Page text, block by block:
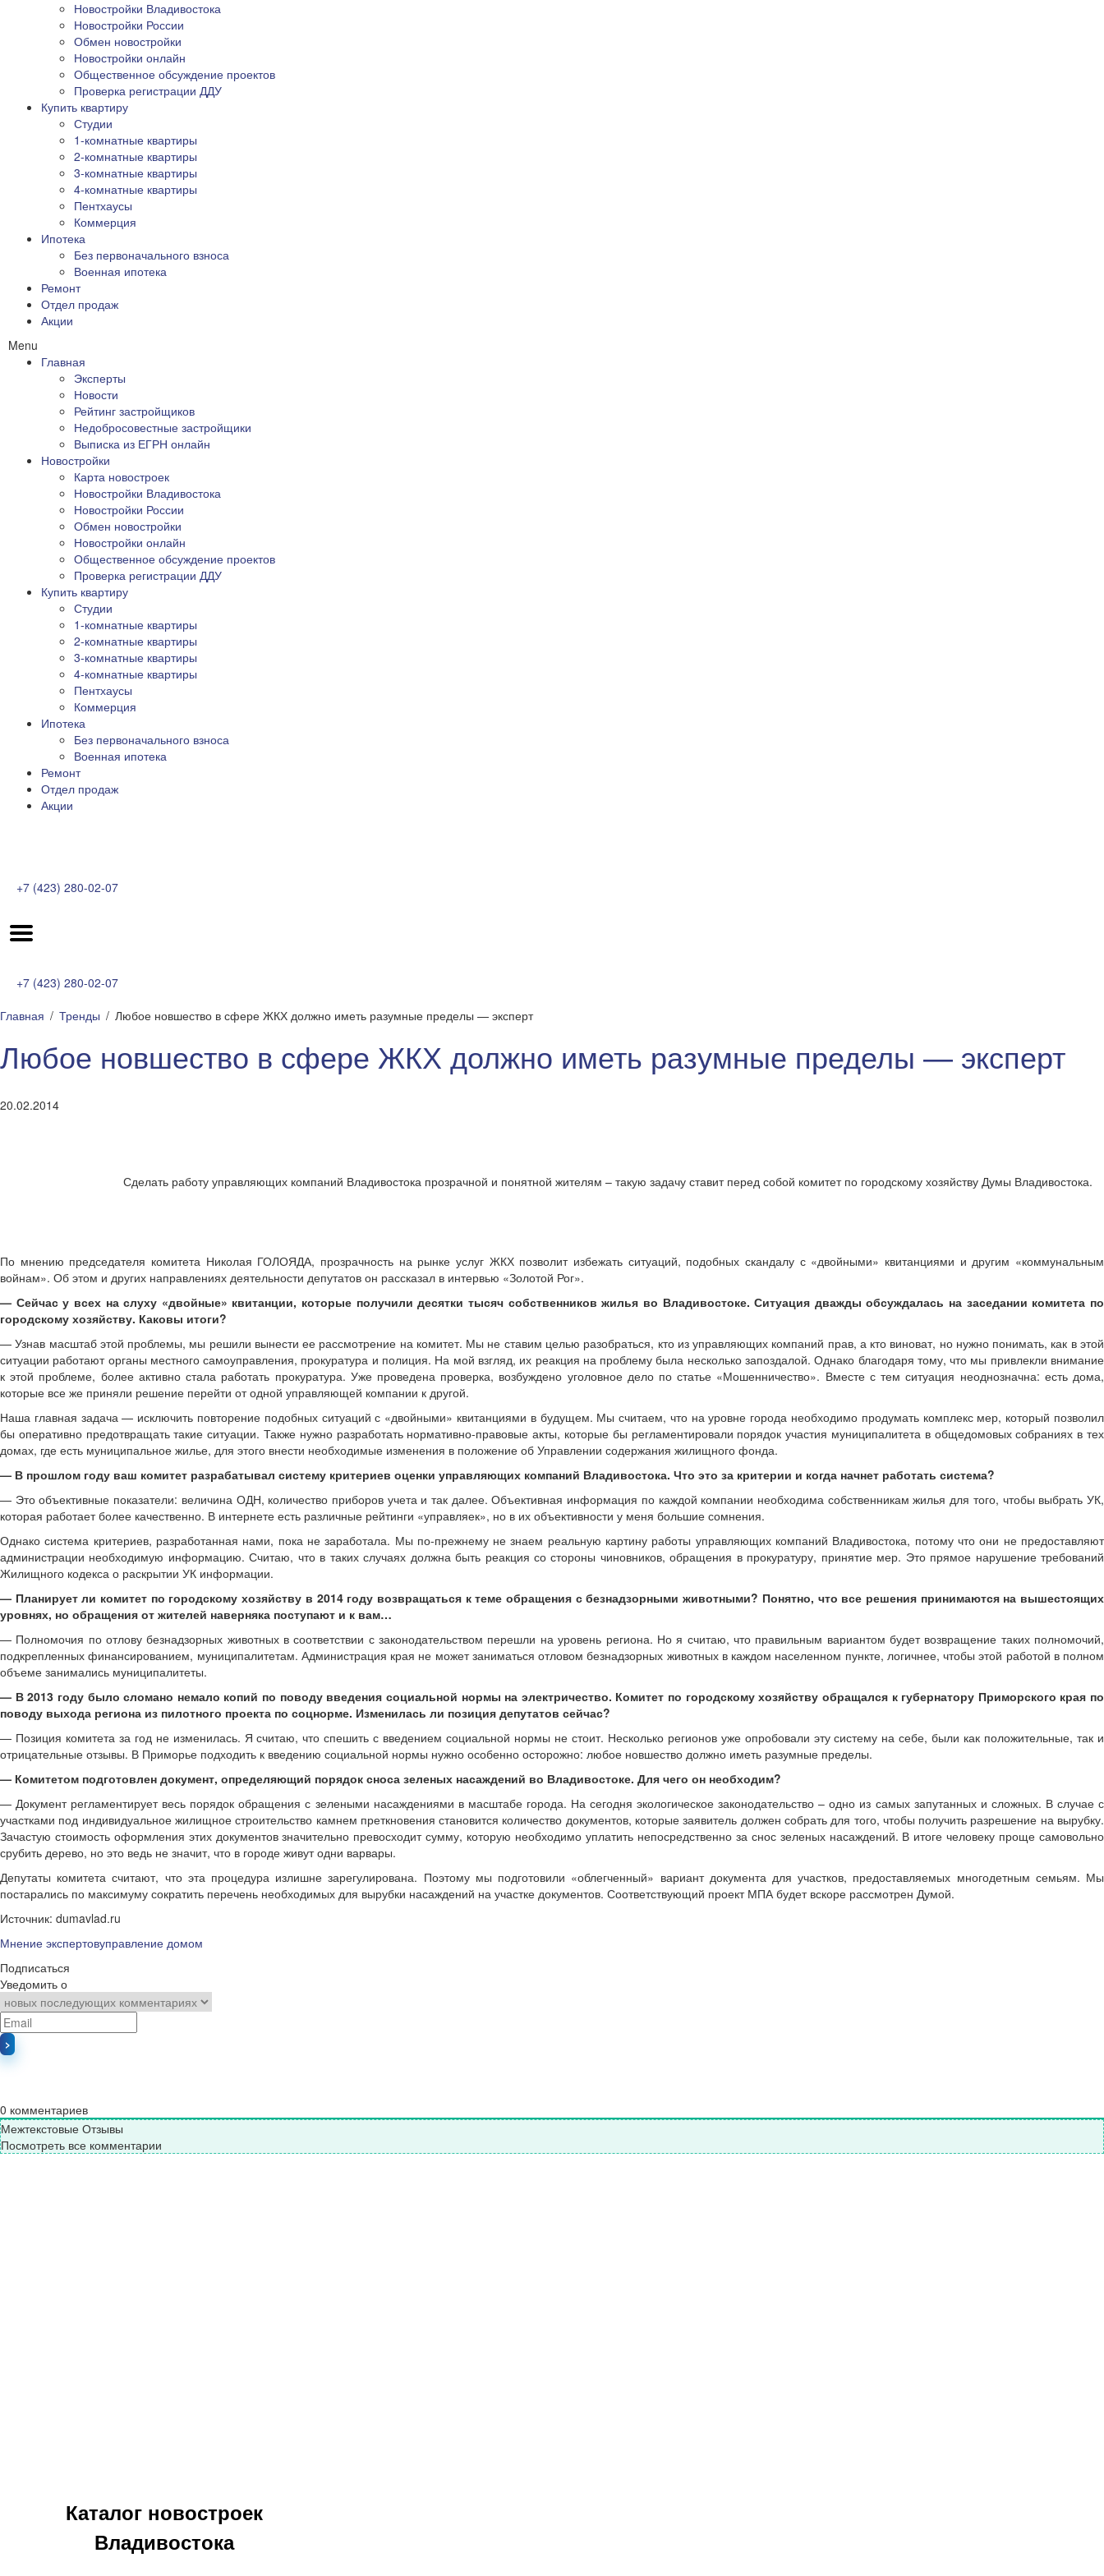
Новостройки Владивостока
Новостройки России
Обмен новостройки
Новостройки онлайн
Общественное обсуждение проектов
Проверка регистрации ДДУ
Купить квартиру
Студии
1-комнатные квартиры
2-комнатные квартиры
3-комнатные квартиры
4-комнатные квартиры
Пентхаусы
Коммерция
Ипотека
Без первоначального взноса
Военная ипотека
Ремонт
Отдел продаж
Акции
Menu
Главная
Эксперты
Новости
Рейтинг застройщиков
Недобросовестные застройщики
Выписка из ЕГРН онлайн
Новостройки
Карта новостроек
Новостройки Владивостока
Новостройки России
Обмен новостройки
Новостройки онлайн
Общественное обсуждение проектов
Проверка регистрации ДДУ
Купить квартиру
Студии
1-комнатные квартиры
2-комнатные квартиры
3-комнатные квартиры
4-комнатные квартиры
Пентхаусы
Коммерция
Ипотека
Без первоначального взноса
Военная ипотека
Ремонт
Отдел продаж
Акции
+7 (423) 280-02-07
+7 (423) 280-02-07
Главная
Тренды Любое новшество в сфере ЖКХ должно иметь разумные пределы — эксперт
Любое новшество в сфере ЖКХ должно иметь разумные пределы — эксперт
20.02.2014
Сделать работу управляющих компаний Владивостока прозрачной и понятной жителям – такую задачу ставит перед собой комитет по городскому хозяйству Думы Владивостока.
По мнению председателя комитета Николая ГОЛОЯДА, прозрачность на рынке услуг ЖКХ позволит избежать ситуаций, подобных скандалу с «двойными» квитанциями и другим «коммунальным
войнам». Об этом и других направлениях деятельности депутатов он рассказал в интервью «Золотой Рог».
— Сейчас у всех на слуху «двойные» квитанции, которые получили десятки тысяч собственников жилья во Владивостоке. Ситуация дважды обсуждалась на заседании комитета по
городскому хозяйству. Каковы итоги?
— Узнав масштаб этой проблемы, мы решили вынести ее рассмотрение на комитет. Мы не ставим целью разобраться, кто из управляющих компаний прав, а кто виноват, но нужно понимать, как в этой
ситуации работают органы местного самоуправления, прокуратура и полиция. На мой взгляд, их реакция на проблему была несколько запоздалой. Однако благодаря тому, что мы привлекли внимание
к этой проблеме, более активно стала работать прокуратура. Уже проведена проверка, возбуждено уголовное дело по статье «Мошенничество». Вместе с тем ситуация неоднозначна: есть дома,
которые все же приняли решение перейти от одной управляющей компании к другой.
Наша главная задача — исключить повторение подобных ситуаций с «двойными» квитанциями в будущем. Мы считаем, что на уровне города необходимо продумать комплекс мер, который позволил
бы оперативно предотвращать такие ситуации. Также нужно разработать нормативно-правовые акты, которые бы регламентировали порядок участия муниципалитета в общедомовых собраниях в тех
домах, где есть муниципальное жилье, для этого внести необходимые изменения в положение об Управлении содержания жилищного фонда.
— В прошлом году ваш комитет разрабатывал систему критериев оценки управляющих компаний Владивостока. Что это за критерии и когда начнет работать система?
— Это объективные показатели: величина ОДН, количество приборов учета и так далее. Объективная информация по каждой компании необходима собственникам жилья для того, чтобы выбрать УК,
которая работает более качественно. В интернете есть различные рейтинги «управляек», но в их объективности у меня большие сомнения.
Однако система критериев, разработанная нами, пока не заработала. Мы по-прежнему не знаем реальную картину работы управляющих компаний Владивостока, потому что они не предоставляют
администрации необходимую информацию. Считаю, что в таких случаях должна быть реакция со стороны чиновников, обращения в прокуратуру, принятие мер. Это прямое нарушение требований
Жилищного кодекса о раскрытии УК информации.
— Планирует ли комитет по городскому хозяйству в 2014 году возвращаться к теме обращения с безнадзорными животными? Понятно, что все решения принимаются на вышестоящих
уровнях, но обращения от жителей наверняка поступают и к вам…
— Полномочия по отлову безнадзорных животных в соответствии с законодательством перешли на уровень региона. Но я считаю, что правильным вариантом будет возвращение таких полномочий,
подкрепленных финансированием, муниципалитетам. Администрация края не может заниматься отловом безнадзорных животных в каждом населенном пункте, логичнее, чтобы этой работой в полном
объеме занимались муниципалитеты.
— В 2013 году было сломано немало копий по поводу введения социальной нормы на электричество. Комитет по городскому хозяйству обращался к губернатору Приморского края по
поводу выхода региона из пилотного проекта по соцнорме. Изменилась ли позиция депутатов сейчас?
— Позиция комитета за год не изменилась. Я считаю, что спешить с введением социальной нормы не стоит. Несколько регионов уже опробовали эту систему на себе, были как положительные, так и
отрицательные отзывы. В Приморье подходить к введению социальной нормы нужно особенно осторожно: любое новшество должно иметь разумные пределы.
— Комитетом подготовлен документ, определяющий порядок сноса зеленых насаждений во Владивостоке. Для чего он необходим?
— Документ регламентирует весь порядок обращения с зелеными насаждениями в масштабе города. На сегодня экологическое законодательство – одно из самых запутанных и сложных. В случае с
участками под индивидуальное жилищное строительство камнем преткновения становится количество документов, которые заявитель должен собрать для того, чтобы получить разрешение на вырубку.
Зачастую стоимость оформления этих документов значительно превосходит сумму, которую необходимо уплатить непосредственно за снос зеленых насаждений. В итоге человеку проще самовольно
срубить дерево, но это ведь не значит, что в городе живут одни варвары.
Депутаты комитета считают, что эта процедура излишне зарегулирована. Поэтому мы подготовили «облегченный» вариант документа для участков, предоставляемых многодетным семьям. Мы
постарались по максимуму сократить перечень необходимых для вырубки насаждений на участке документов. Соответствующий проект МПА будет вскоре рассмотрен Думой.
Источник: dumavlad.ru
Мнение экспертовуправление домом
Подписаться
Уведомить о
0 комментариев
Межтекстовые Отзывы
Посмотреть все комментарии
Каталог новостроек
Владивостока